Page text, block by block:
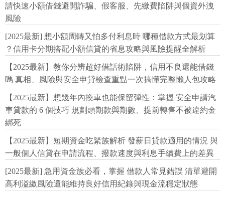
請快速小額借錢避開詐騙、假客服、先繳費陷阱與個資外洩
風險
[2025最新] 想小額周轉又怕多付利息時 哪種借款方式最划算
？信用卡分期搭配小額信貸的省息攻略與風險提醒全解析
【2025最新】教你分辨超好借話術陷阱，信用不良還能借錢
嗎 真相、風險與安全申貸檢查重點一次搞懂完整懶人包攻略
【2025最新】想幾年內換車也能保留彈性：掌握 安全申請汽
車貸款的 6 個技巧 規劃頭期款與期數、提前轉售不被違約金
綁死
【2025最新】短期資金吃緊族解析 發薪日貸款適用的情況 與
一般個人信貸在申請流程、撥款速度與利息手續費上的差異
[2025最新] 急用資金族必看，掌握 借款人常見錯誤 清單避開
高利溢繳風險還能維持良好信用紀錄與現金流穩定狀態